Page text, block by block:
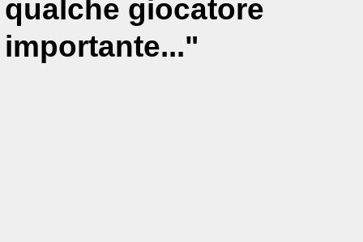
qualche giocatore
importante..."